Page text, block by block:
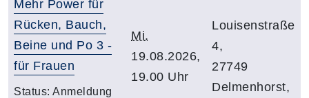
Mehr Power für
Rücken, Bauch,
Beine und Po 3 -
für Frauen
Status: Anmeldung
Mi.
19.08.2026,
19.00 Uhr
Louisenstraße
4,
27749
Delmenhorst,